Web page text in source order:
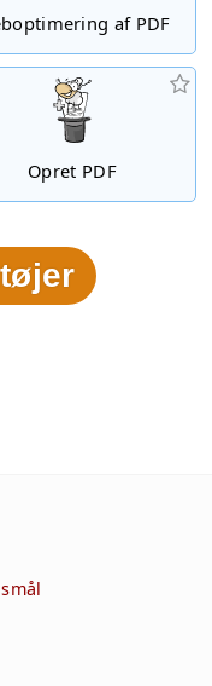
af PDF
Opret PDF